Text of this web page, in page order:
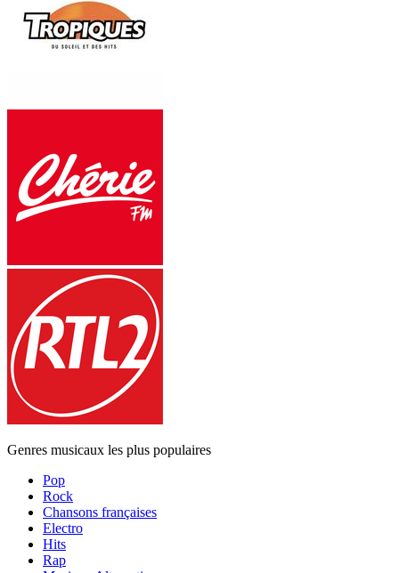
Genres musicaux les plus populaires
Pop
Rock
Chansons françaises
Electro
Hits
Rap